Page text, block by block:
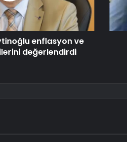
enflasyon ve
değerlendirdi